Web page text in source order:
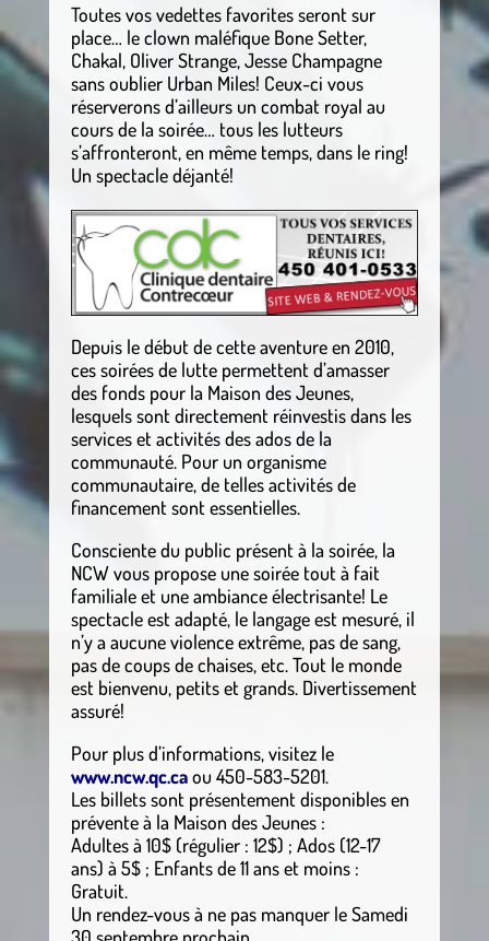
Toutes vos vedettes favorites seront sur
place… le clown maléfique Bone Setter,
Chakal, Oliver Strange, Jesse Champagne
sans oublier Urban Miles! Ceux-ci vous
réserverons d’ailleurs un combat royal au
cours de la soirée… tous les lutteurs
s’affronteront, en même temps, dans le ring!
Un spectacle déjanté!
Depuis le début de cette aventure en 2010,
ces soirées de lutte permettent d’amasser
des fonds pour la Maison des Jeunes,
lesquels sont directement réinvestis dans les
services et activités des ados de la
communauté. Pour un organisme
communautaire, de telles activités de
financement sont essentielles.
Consciente du public présent à la soirée, la
NCW vous propose une soirée tout à fait
familiale et une ambiance électrisante! Le
spectacle est adapté, le langage est mesuré, il
n’y a aucune violence extrême, pas de sang,
pas de coups de chaises, etc. Tout le monde
est bienvenu, petits et grands. Divertissement
assuré!
Pour plus d’informations, visitez le
www.ncw.qc.caou 450-583-5201.
Les billets sont présentement disponibles en
prévente à la Maison des Jeunes :
Adultes à 10$ (régulier : 12$) ; Ados (12-17
ans) à 5$ ; Enfants de 11 ans et moins :
Gratuit.
Un rendez-vous à ne pas manquer le Samedi
30 septembre prochain.